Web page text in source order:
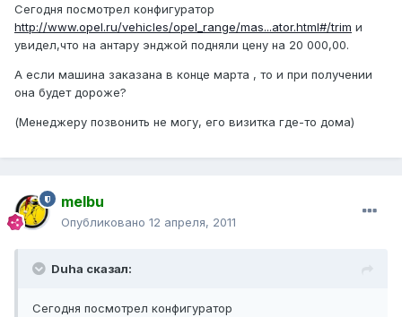
Сегодня посмотрел конфигуратор
http://www.opel.ru/vehicles/opel_range/mas...ator.html#/trim и
увидел,что на антару энджой подняли цену на 20 000,00.
А если машина заказана в конце марта , то и при получении
она будет дороже?
(Менеджеру позвонить не могу, его визитка где-то дома)
melbu
Опубликовано 12 апреля, 2011
Duha сказал:
Сегодня посмотрел конфигуратор